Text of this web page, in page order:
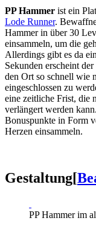
PP Hammer ist ein
Lode Runner.
Hammer in über 30
einsammeln, um die
Allerdings gibt es da
Sekunden erscheint
den Ort so schnell wie
eingeschlossen zu
eine zeitliche Frist, die
verlängert werden
Bonuspunkte in Form
Herzen einsammeln.
Gestaltung[
PP Hammer im